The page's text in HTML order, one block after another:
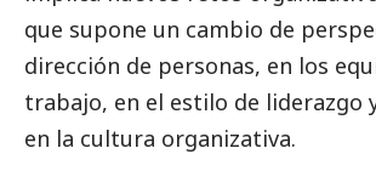
que supone un cambio de
dirección de personas, en los
trabajo, en el estilo de liderazgo
en la cultura organizativa.